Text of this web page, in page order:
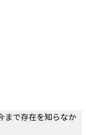
まで存在を知らなか